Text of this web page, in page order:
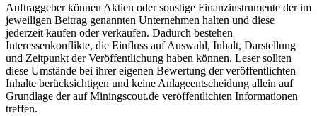
Auftraggeber können Aktien oder sonstige Finanzinstrumente der im
jeweiligen Beitrag genannten Unternehmen halten und diese
jederzeit kaufen oder verkaufen. Dadurch bestehen
Interessenkonflikte, die Einfluss auf Auswahl, Inhalt, Darstellung
und Zeitpunkt der Veröffentlichung haben können. Leser sollten
diese Umstände bei ihrer eigenen Bewertung der veröffentlichten
Inhalte berücksichtigen und keine Anlageentscheidung allein auf
Grundlage der auf Miningscout.de veröffentlichten Informationen
treffen.